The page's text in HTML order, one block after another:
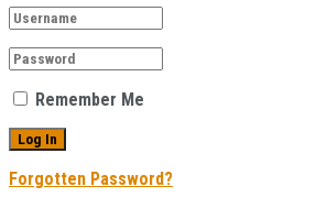
Remember Me
Forgotten Password?